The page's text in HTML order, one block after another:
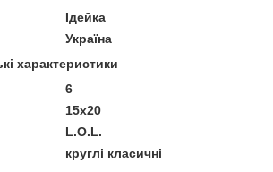
Ідейка
Україна
характеристики
6
15х20
L.O.L.
круглі класичні